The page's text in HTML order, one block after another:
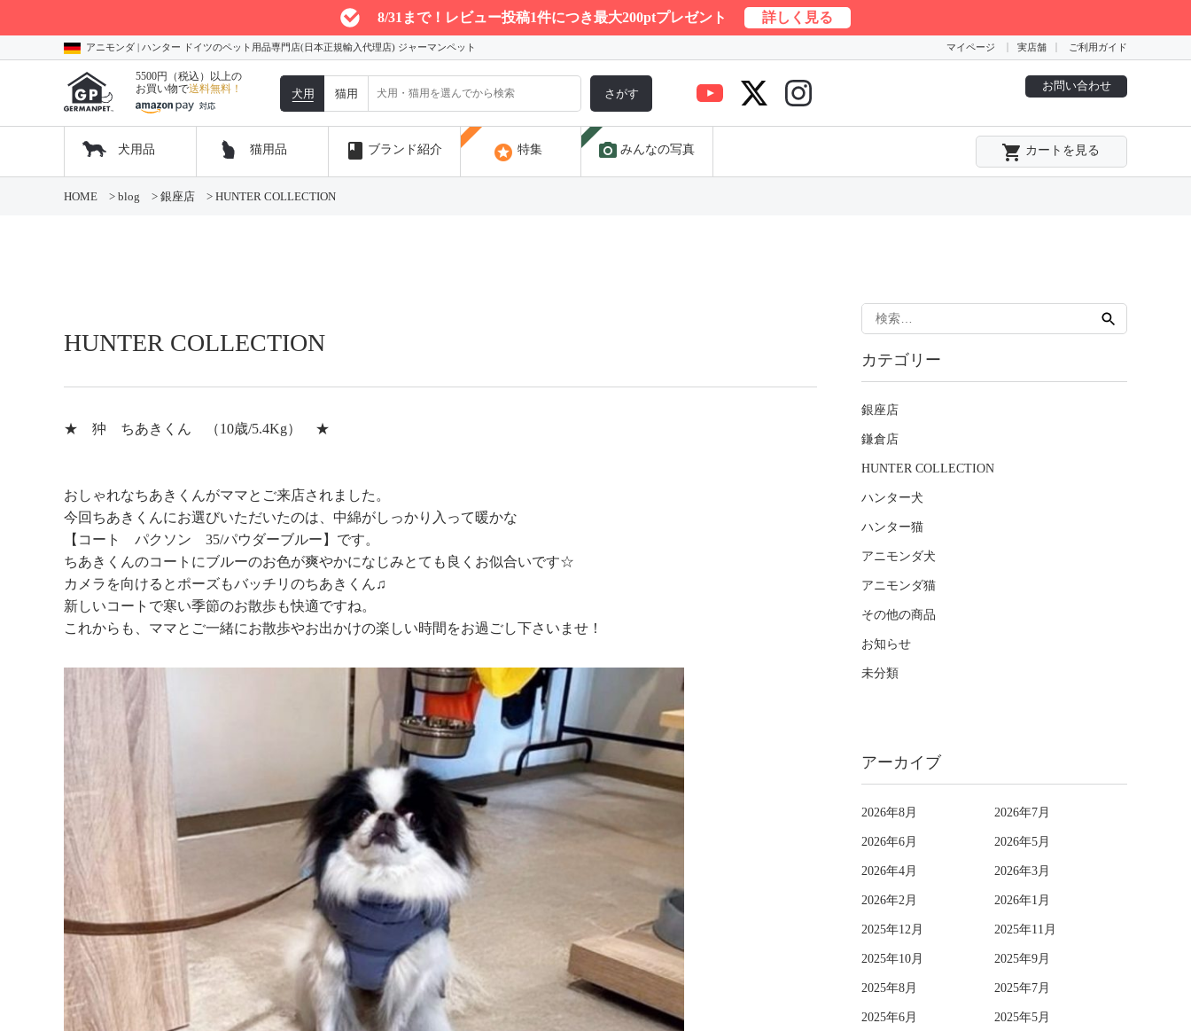
8/31まで！レビュー投稿1件につき最大200ptプレゼント 詳しく見る
アニモンダ | ハンター ドイツのペット用品専門店(日本正規輸入代理店) ジャーマンペット マイページ 実店舗 ご利用ガイド
5500円（税込）以上の
お買い物で送料無料！ 犬用 猫用 さがす
お問い合わせ
犬用品 猫用品 book ブランド紹介 stars 特集 photo_camera みんなの写真 local_grocery_store カートを見る
HOME > blog > 銀座店 > HUNTER COLLECTION
HUNTER COLLECTION
★ 狆 ちあきくん （10歳/5.4Kg） ★
おしゃれなちあきくんがママとご来店されました。
今回ちあきくんにお選びいただいたのは、中綿がしっかり入って暖かな
【コート パクソン 35/パウダーブルー】です。
ちあきくんのコートにブルーのお色が爽やかになじみとても良くお似合いです☆
カメラを向けるとポーズもバッチリのちあきくん♫
新しいコートで寒い季節のお散歩も快適ですね。
これからも、ママとご一緒にお散歩やお出かけの楽しい時間をお過ごし下さいませ！
検
索:
カテゴリー
銀座店
鎌倉店
HUNTER COLLECTION
ハンター犬
ハンター猫
アニモンダ犬
アニモンダ猫
その他の商品
お知らせ
未分類
アーカイブ
2026年8月 2026年7月
2026年6月 2026年5月
2026年4月 2026年3月
2026年2月 2026年1月
2025年12月 2025年11月
2025年10月 2025年9月
2025年8月 2025年7月
2025年6月 2025年5月